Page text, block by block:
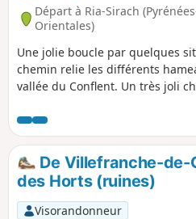
Départ à Ria-Sirach
Orientales)
Une jolie boucle par quelques
chemin relie les différents
vallée du Conflent. Un très joli
Canigó en vue, les pacages, de
l'orientation et de lecture de
.gpx peut s'avérer très utile
présents. Voir informations
cette randonnée : visite des
diverses.
De Villefranche-de-
des Horts (ruines)
Visorandonneur